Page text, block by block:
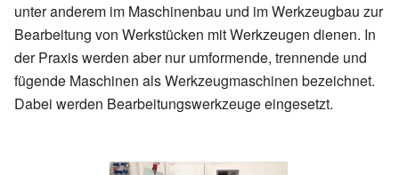
unter anderem im Maschinenbau und im Werkzeugbau zur
Bearbeitung von Werkstücken mit Werkzeugen dienen. In
der Praxis werden aber nur umformende, trennende und
fügende Maschinen als Werkzeugmaschinen bezeichnet.
Dabei werden Bearbeitungswerkzeuge eingesetzt.